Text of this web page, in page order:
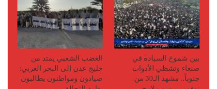
بين شموخ السيادة في
صنعاء وتشظي الأدوات
جنوباً.. مشهد الـ30 من
الغضب الشعبي يمتد من
خليج عدن إلى البحر العربي:
صيادون ومواطنون يطالبون